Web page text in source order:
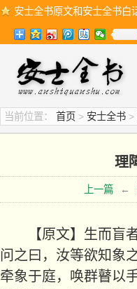
安士全书原文和安士全书白
当前位置： 首页 > 安士全书 >
理
上一篇 ←
【原文】 生而盲
问之 曰，汝等欲知象
牵象于庭，唤群瞽以